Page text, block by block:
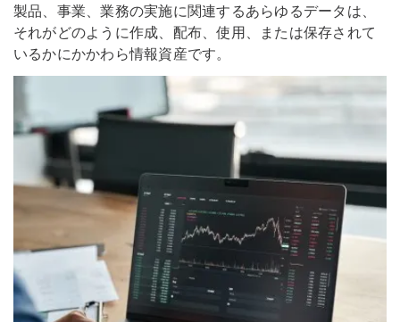
製品、事業、業務の実施に関連するあらゆるデータは、
それがどのように作成、配布、使用、または保存されて
いるかにかかわら情報資産です。